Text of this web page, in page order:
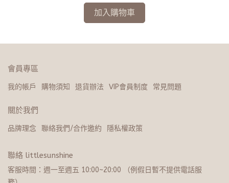
加入購物車
會員專區
我的帳戶 購物須知 退貨辦法 VIP會員制度 常見問題
關於我們
品牌理念 聯絡我們/合作邀約 隱私權政策
聯絡 littlesunshine
客服時間：週一至週五 10:00~20:​0​0 （例假日暫不提供電話服